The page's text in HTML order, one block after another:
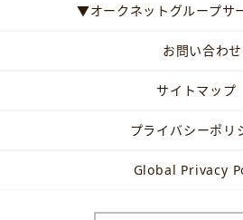
▼オークネットグループサ
お問い合わせ
サイトマップ
プライバシーポリ
Global Privacy